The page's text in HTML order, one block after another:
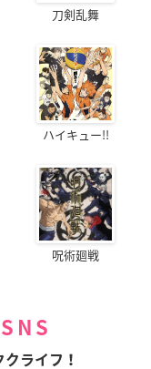
刀剣乱舞
ハイキュー!!
呪術廻戦
ライフ！